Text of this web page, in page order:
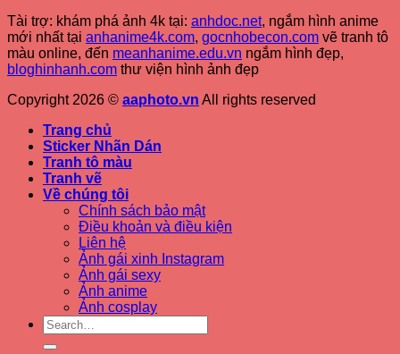
Tài trợ: khám phá ảnh 4k tại: anhdoc.net, ngắm hình anime
mới nhất tại anhanime4k.com, gocnhobecon.com vẽ tranh tô
màu online, đến meanhanime.edu.vn ngắm hình đẹp,
bloghinhanh.com thư viện hình ảnh đẹp
Copyright 2026 © aaphoto.vn All rights reserved
Trang chủ
Sticker Nhãn Dán
Tranh tô màu
Tranh vẽ
Về chúng tôi
Chính sách bảo mật
Điều khoản và điều kiện
Liên hệ
Ảnh gái xinh Instagram
Ảnh gái sexy
Ảnh anime
Ảnh cosplay